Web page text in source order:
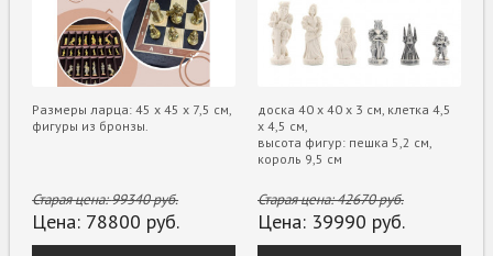
Размеры ларца: 45 x 45 х 7,5 см,
фигуры из бронзы.
Старая цена:99340руб.
Цена: 78800 руб.
доска 40 х 40 х 3 см, клетка 4,5
х 4,5 см,
высота фигур: пешка 5,2 см,
король 9,5 см
Старая цена:42670руб.
Цена: 39990 руб.